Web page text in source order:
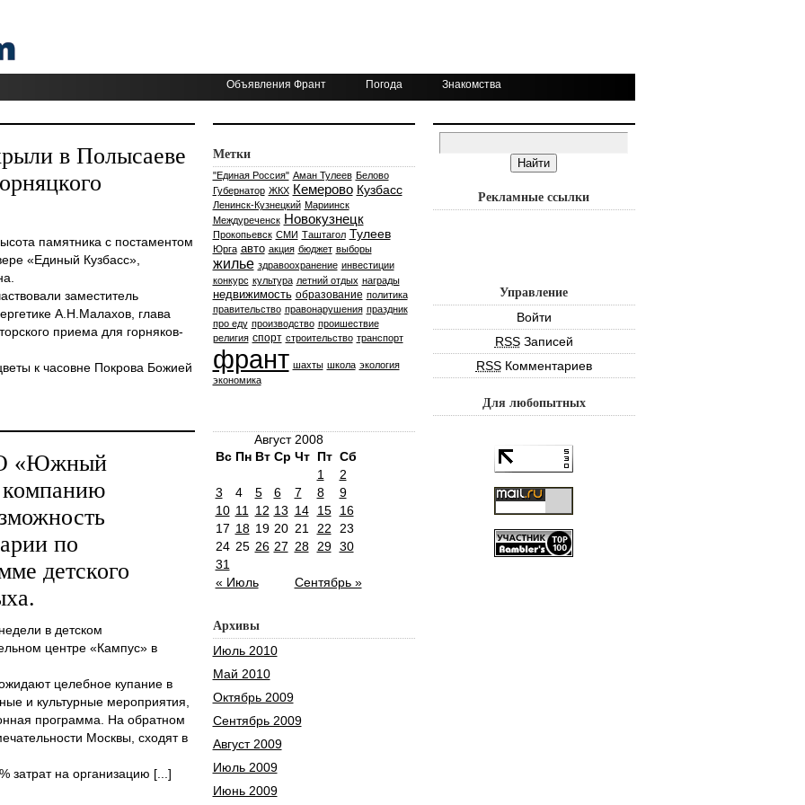
Объявления Франт Погода Знакомства
в Полысаеве
памятника с постаментом
«Единый Кузбасс»,
заместитель
А.Н.Малахов, глава
приема для горняков-
к часовне Покрова Божией
«Южный
компанию
по
детского
в детском
центре «Кампус» в
целебное купание в
и культурные мероприятия,
программа. На обратном
Москвы, сходят в
затрат на организацию [...]
Метки
"Единая Россия" Аман Тулеев Белово
Губернатор ЖКХ Кемерово Кузбасс
Ленинск-Кузнецкий Мариинск
Междуреченск Новокузнецк
Прокопьевск СМИ Таштагол Тулеев
Юрга авто акция бюджет выборы
жилье здравоохранение инвестиции
конкурс культура летний отдых награды
недвижимость образование политика
правительство правонарушения праздник
про еду производство проишествие
религия спорт строительство транспорт
франт шахты школа экология
экономика
Август 2008
Вс Пн Вт Ср Чт Пт Сб
« Июль Сентябрь »
1
2
3
4 5 6 7 8
9
10 11 12 13 14 15
16
17 18 19 20 21 22
23
24 25 26 27 28 29 30
31
Архивы
Июль 2010
Май 2010
Октябрь 2009
Сентябрь 2009
Август 2009
Июль 2009
Июнь 2009
Рекламные ссылки
Управление
Войти
RSSЗаписей
RSSКомментариев
Для любопытных